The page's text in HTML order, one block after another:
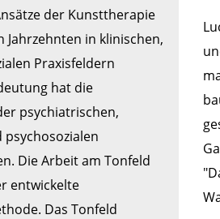
der Kunsttherapie
Jahrzehnten in klinischen,
Praxisfeldern
hat die
psychiatrischen,
Die Arbeit am Tonfeld
entwickelte
Das Tonfeld